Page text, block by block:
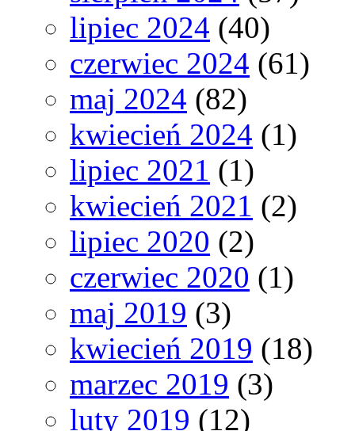
lipiec 2024 (40)
czerwiec 2024 (61)
maj 2024 (82)
kwiecień 2024 (1)
lipiec 2021 (1)
kwiecień 2021 (2)
lipiec 2020 (2)
czerwiec 2020 (1)
maj 2019 (3)
kwiecień 2019 (18)
marzec 2019 (3)
luty 2019 (12)